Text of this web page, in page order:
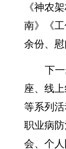
《神农
南》《
余份、慰
下
座、线
等系列
职业病
会、个